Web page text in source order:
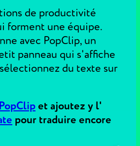
de productivité
forment une équipe.
avec PopClip, un
panneau qui s'affiche
du texte sur
et ajoutez y l'
pour traduire encore